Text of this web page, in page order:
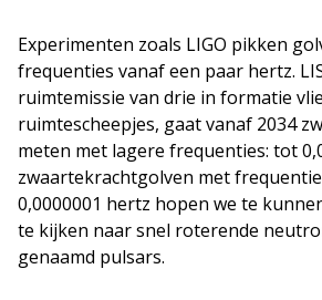
Experimenten zoals LIGO pikken
frequenties vanaf een paar hertz.
ruimtemissie van drie in formatie
ruimtescheepjes, gaat vanaf 2034
meten met lagere frequenties: tot
zwaartekrachtgolven met
0,0000001 hertz hopen we te
te kijken naar snel roterende
genaamd pulsars.